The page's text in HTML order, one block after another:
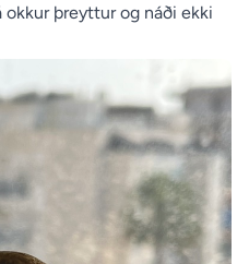
þreyttur og náði ekki